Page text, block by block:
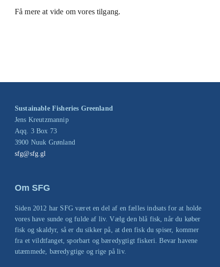
Få mere at vide om vores tilgang.
Sustainable Fisheries Greenland
Jens Kreutzmannip
Aqq. 3 Box 73
3900 Nuuk Grønland
sfg@sfg.gl
Om SFG
Siden 2012 har SFG været en del af en fælles indsats for at holde
vores have sunde og fulde af liv. Vælg den blå fisk, når du køber
fisk og skaldyr, så er du sikker på, at den fisk du spiser, kommer
fra et vildtfanget, sporbart og bæredygtigt fiskeri. Bevar havene
utæmmede, bæredygtige og rige på liv.